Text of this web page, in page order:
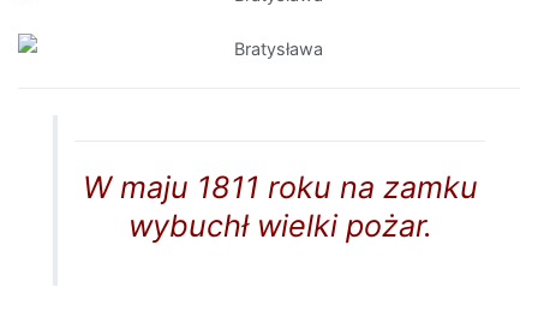
W maju 1811 roku na zamku
wybuchł wielki pożar.